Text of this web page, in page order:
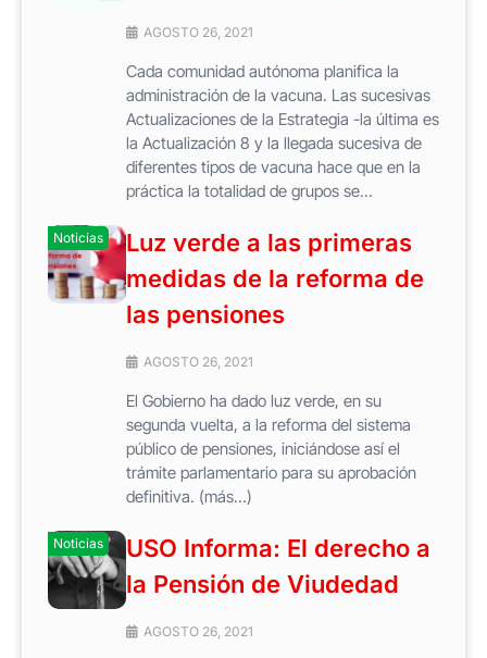
AGOSTO 26, 2021
Cada comunidad autónoma planifica la
administración de la vacuna. Las sucesivas
Actualizaciones de la Estrategia -la última es
la Actualización 8 y la llegada sucesiva de
diferentes tipos de vacuna hace que en la
práctica la totalidad de grupos se...
Noticias
Luz verde a las primeras
medidas de la reforma de
las pensiones
AGOSTO 26, 2021
El Gobierno ha dado luz verde, en su
segunda vuelta, a la reforma del sistema
público de pensiones, iniciándose así el
trámite parlamentario para su aprobación
definitiva. (más…)
Noticias
USO Informa: El derecho a
la Pensión de Viudedad
AGOSTO 26, 2021